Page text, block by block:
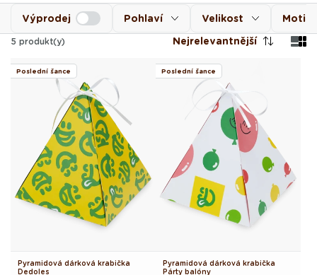
Pohlaví Velikost Motiv
Výprodej
5 produkt(y) Nejrelevantnější
Poslední šance
Pyramidová dárková krabička
Dedoles
Poslední šance
Pyramidová dárková krabička
Párty balóny